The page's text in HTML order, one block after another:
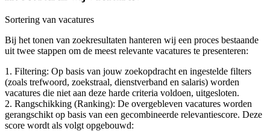
Sortering van vacatures
Bij het tonen van zoekresultaten hanteren wij een proces bestaande
uit twee stappen om de meest relevante vacatures te presenteren:
1. Filtering: Op basis van jouw zoekopdracht en ingestelde filters
(zoals trefwoord, zoekstraal, dienstverband en salaris) worden
vacatures die niet aan deze harde criteria voldoen, uitgesloten.
2. Rangschikking (Ranking): De overgebleven vacatures worden
gerangschikt op basis van een gecombineerde relevantiescore. Deze
score wordt als volgt opgebouwd: